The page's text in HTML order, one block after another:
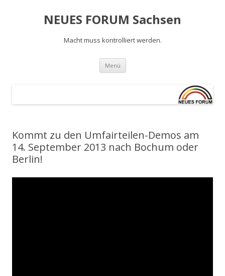
NEUES FORUM Sachsen
Macht muss kontrolliert werden.
Menü Springe
Inhalt
Kommt zu den ‪Umfairteilen‬-Demos am
14. September 2013 nach Bochum oder
Berlin!